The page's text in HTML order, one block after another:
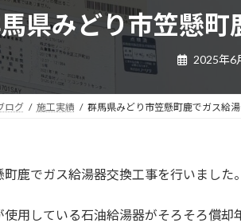
県みどり市笠懸
2025年6
ログ 施工実績 群馬県みどり市笠懸町鹿でガス給
鹿でガス給湯器交換工事を行いました。
使用している石油給湯器がそろそろ償